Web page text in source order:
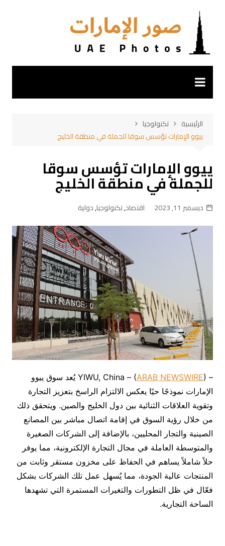
المحتوى
الرئيسية
تكنولوجيا
ييوو الإمارات تؤسس سوقا للجملة في منطقة الخليج
ييوو الإمارات تؤسس سوقا
للجملة في منطقة الخليج
ديسمبر 11, 2023 اقتصاد,تكنولوجيا,دولية
– YIWU, China – (
ARAB NEWSWIRE
) يُعد سوق ييوو
الإمارات نموذجًا حيًا يعكس الالتزام الراسخ بتعزيز التجارة
وتقوية العلاقات الثنائية بين دول الخليج والصين. ويتحقق ذلك
من خلال رؤية السوق في إقامة اتصال مباشر بين المصانع
الصينية والتجار المحليين، بالإضافة إلى الشركات الصغيرة
والمتوسطة العاملة في مجال التجارة الإلكترونية، مما يوفر
حلاً شاملاً يساهم في الحفاظ على مخزون مستقر وثابت من
المنتجات عالية الجودة، مما يُسهل عمل تلك الشركات بشكل
فعّال في ظل التطورات والتغيرات المستمرة التي تشهدها
الساحة التجارية.